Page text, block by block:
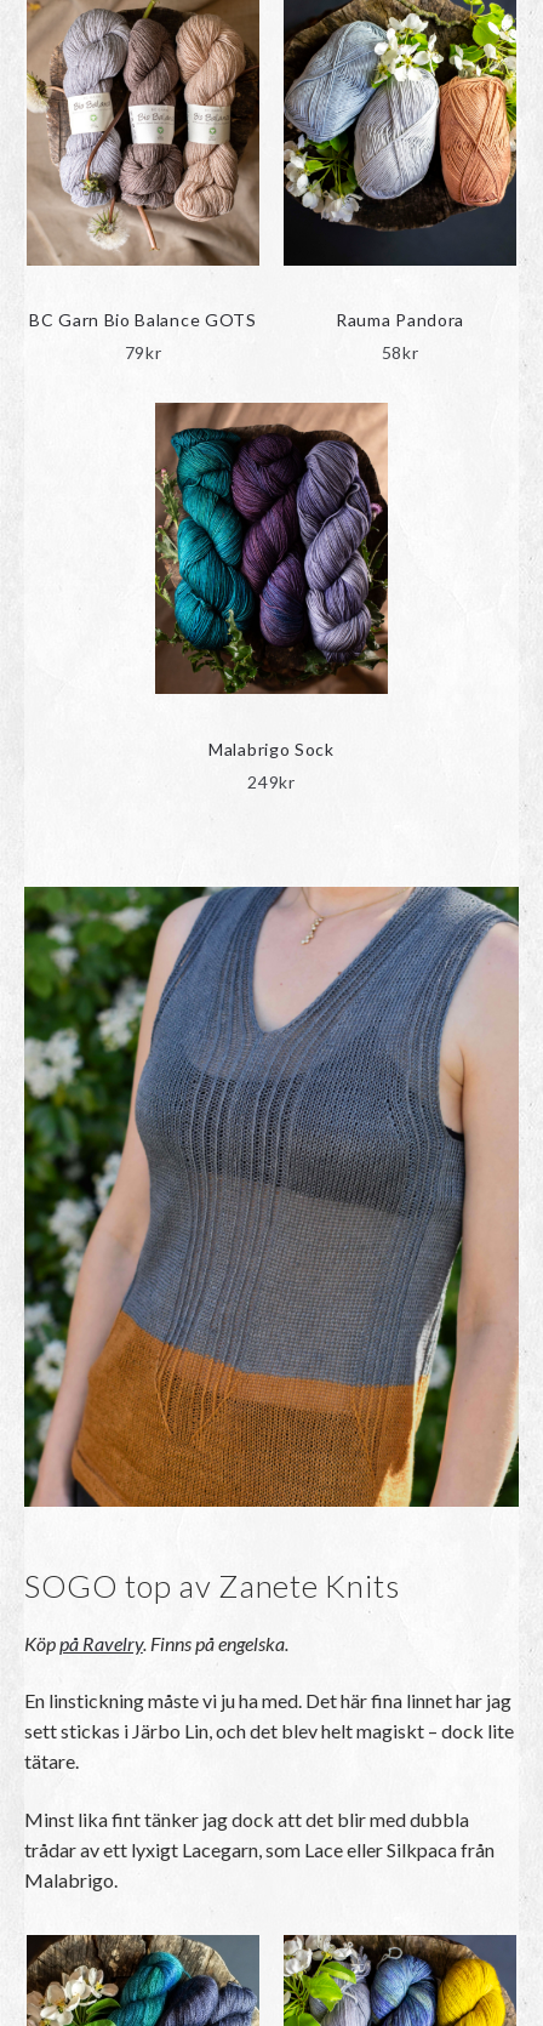
BC Garn Bio Balance GOTS
79kr
Rauma Pandora
58kr
Malabrigo Sock
249kr
SOGO top av Zanete Knits
Köppå Ravelry. Finns på engelska.
En linstickning måste vi ju ha med. Det här fina linnet har jag
sett stickas i Järbo Lin, och det blev helt magiskt – dock lite
tätare.
Minst lika fint tänker jag dock att det blir med dubbla
trådar av ett lyxigt Lacegarn, som Lace eller Silkpaca från
Malabrigo.